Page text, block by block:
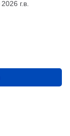
2026 г.в.